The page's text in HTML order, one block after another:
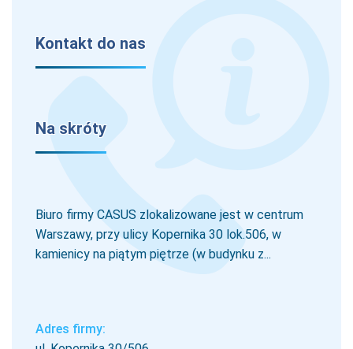
Kontakt do nas
Na skróty
Biuro firmy CASUS zlokalizowane jest w centrum
Warszawy, przy ulicy Kopernika 30 lok.506, w
kamienicy na piątym piętrze (w budynku z...
Adres firmy: